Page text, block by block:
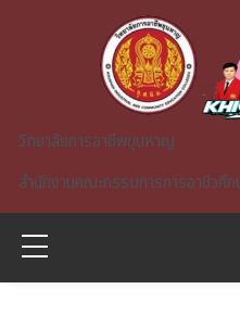
Skip to main content
วิทยาลัยการอาชีพขุนหาญ
สำนักงานคณะกรรมการการอาชีวศึก